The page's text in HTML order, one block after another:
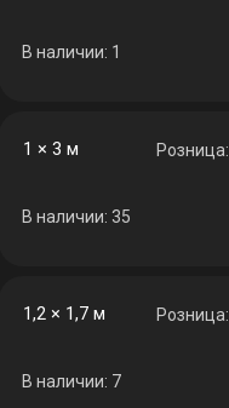
В наличии: 1
1 × 3 м Розница:
В наличии: 35
1,2 × 1,7 м Розница:
В наличии: 7